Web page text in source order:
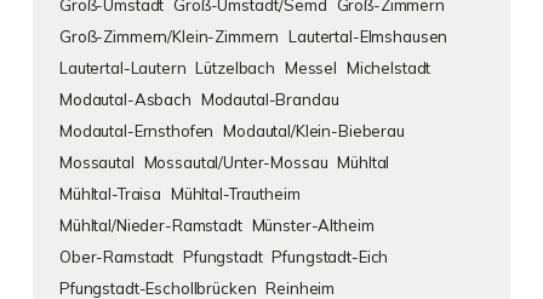
Groß-Umstadt Groß-Umstadt/Semd
Groß-Zimmern
Groß-Zimmern/Klein-Zimmern Lautertal-Elmshausen
Lautertal-Lautern Lützelbach Messel Michelstadt
Modautal-Asbach Modautal-Brandau
Modautal-Ernsthofen Modautal/Klein-Bieberau
Mossautal Mossautal/Unter-Mossau Mühltal
Mühltal-Traisa Mühltal-Trautheim
Mühltal/Nieder-Ramstadt Münster-Altheim
Ober-Ramstadt Pfungstadt Pfungstadt-Eich
Pfungstadt-Eschollbrücken Reinheim